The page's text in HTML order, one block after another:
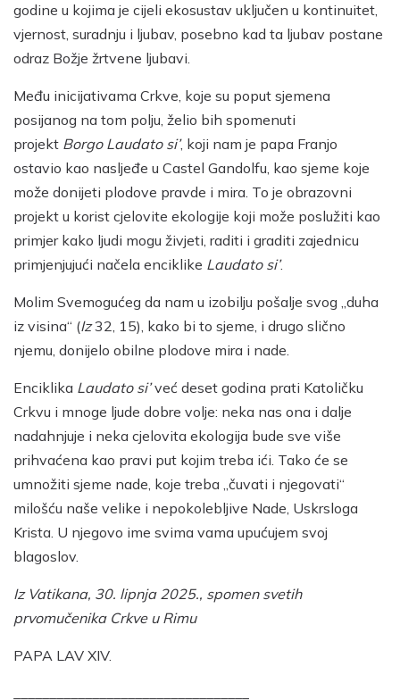
godine u kojima je cijeli ekosustav uključen u kontinuitet,
vjernost, suradnju i ljubav, posebno kad ta ljubav postane
odraz Božje žrtvene ljubavi.
Među inicijativama Crkve, koje su poput sjemena
posijanog na tom polju, želio bih spomenuti
projekt Borgo Laudato si’, koji nam je papa Franjo
ostavio kao nasljeđe u Castel Gandolfu, kao sjeme koje
može donijeti plodove pravde i mira. To je obrazovni
projekt u korist cjelovite ekologije koji može poslužiti kao
primjer kako ljudi mogu živjeti, raditi i graditi zajednicu
primjenjujući načela enciklike Laudato si’.
Molim Svemogućeg da nam u izobilju pošalje svog „duha
iz visina“ (Iz32, 15), kako bi to sjeme, i drugo slično
njemu, donijelo obilne plodove mira i nade.
Enciklika Laudato si’već deset godina prati Katoličku
Crkvu i mnoge ljude dobre volje: neka nas ona i dalje
nadahnjuje i neka cjelovita ekologija bude sve više
prihvaćena kao pravi put kojim treba ići. Tako će se
umnožiti sjeme nade, koje treba „čuvati i njegovati“
milošću naše velike i nepokolebljive Nade, Uskrsloga
Krista. U njegovo ime svima vama upućujem svoj
blagoslov.
Iz Vatikana, 30. lipnja 2025., spomen svetih
prvomučenika Crkve u Rimu
PAPA LAV XIV.